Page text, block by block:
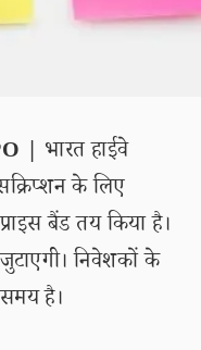
| भारत हाईवे
के लिए
बैंड तय किया है।
निवेशकों के
है।